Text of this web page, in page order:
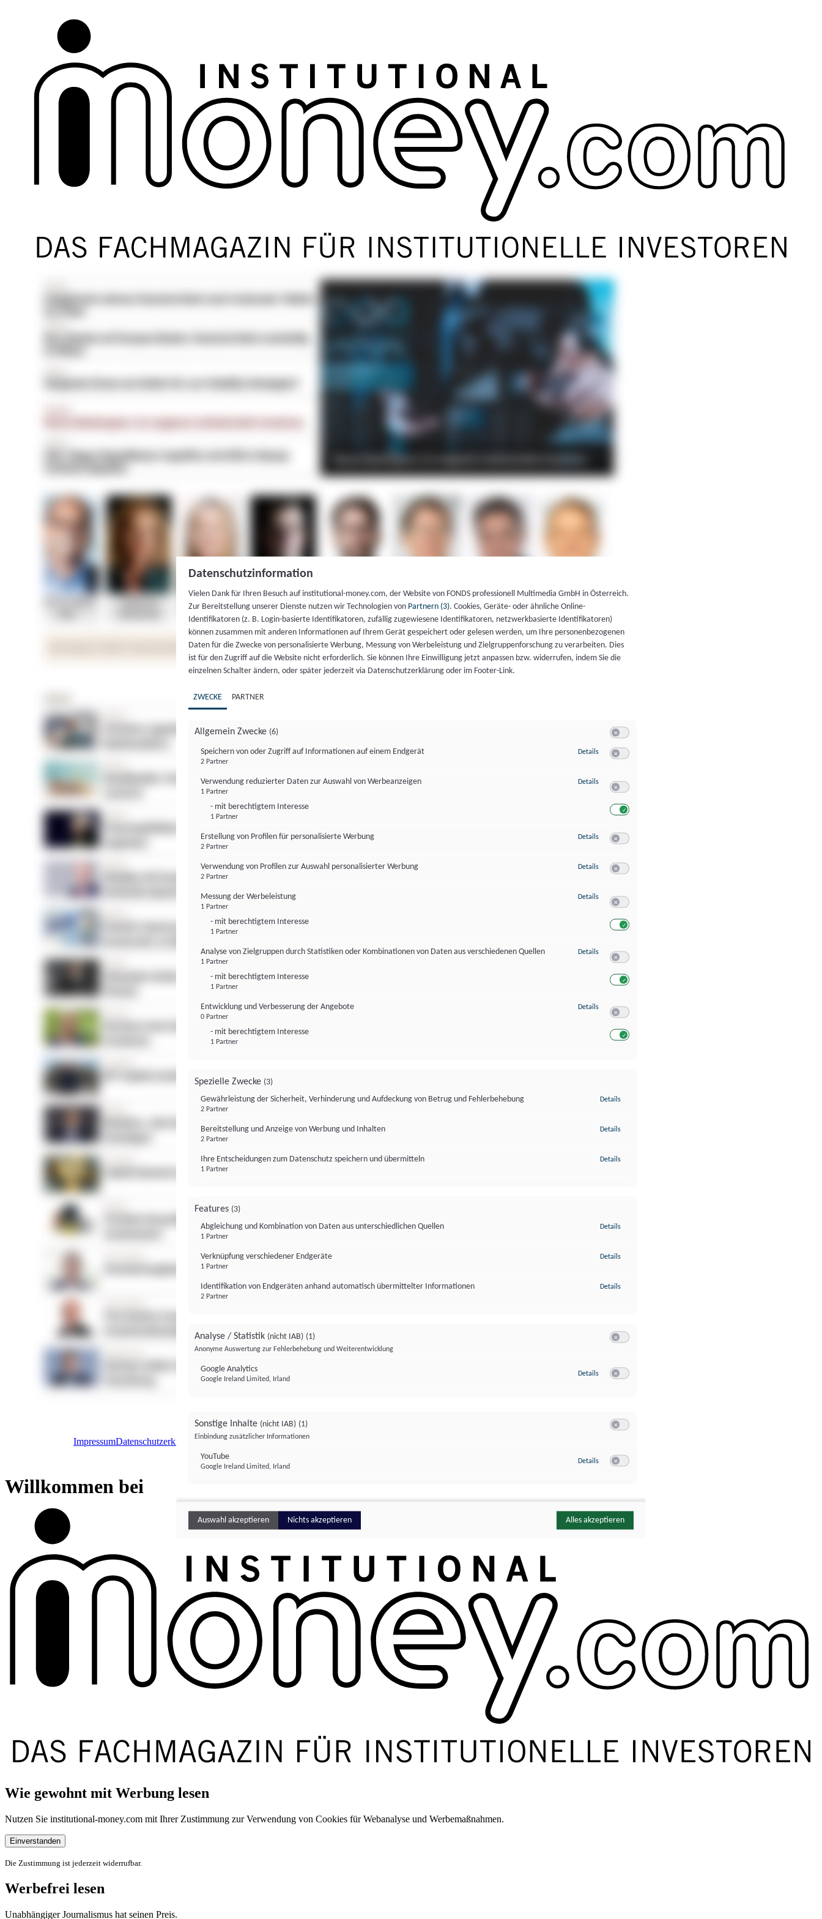
ImpressumDatenschutzerklärungDatenschutzeinstellungen
Willkommen bei
Wie gewohnt mit Werbung lesen
Nutzen Sie institutional-money.com mit Ihrer Zustimmung zur Verwendung von Cookies für Webanalyse und Werbemaßnahmen.
Einverstanden
Die Zustimmung ist jederzeit widerrufbar.
Werbefrei lesen
Unabhängiger Journalismus hat seinen Preis.
Datenschutzinformation
Vielen Dank für Ihren Besuch auf institutional-money.com, der Website von FONDS professionell Multimedia GmbH in Österreich.
Zur Bereitstellung unserer Dienste nutzen wir Technologien von Partnern (3). Cookies, Geräte- oder ähnliche Online-
Identifikatoren (z. B. Login-basierte Identifikatoren, zufällig zugewiesene Identifikatoren, netzwerkbasierte Identifikatoren)
können zusammen mit anderen Informationen auf Ihrem Gerät gespeichert oder gelesen werden, um Ihre personenbezogenen
Daten für die Zwecke von personalisierte Werbung, Messung von Werbeleistung und Zielgruppenforschung zu verarbeiten. Dies
ist für den Zugriff auf die Website nicht erforderlich. Sie können Ihre Einwilligung jetzt anpassen bzw. widerrufen, indem Sie die
einzelnen Schalter ändern, oder später jederzeit via Datenschutzerklärung oder im Footer-Link.
ZWECKE PARTNER
Allgemein Zwecke (6)
Speichern von oder Zugriff auf Informationen auf einem Endgerät
2 Partner
Details zu Speichern von oder Zugriff auf Informationen auf einem Endgerät
Verwendung reduzierter Daten zur Auswahl von Werbeanzeigen
1 Partner
- mit berechtigtem Interesse
1 Partner
Details zu Verwendung reduzierter Daten zur Auswahl von Werbeanzeigen
Erstellung von Profilen für personalisierte Werbung
2 Partner
Details zu Erstellung von Profilen für personalisierte Werbung
Verwendung von Profilen zur Auswahl personalisierter Werbung
2 Partner
Details zu Verwendung von Profilen zur Auswahl personalisierter Werbung
Messung der Werbeleistung
1 Partner
- mit berechtigtem Interesse
1 Partner
Details zu Messung der Werbeleistung
Analyse von Zielgruppen durch Statistiken oder Kombinationen von Daten aus verschiedenen Quellen
1 Partner
- mit berechtigtem Interesse
1 Partner
Details zu Analyse von Zielgruppen durch Statistiken oder Kombinationen von
Entwicklung und Verbesserung der Angebote
0 Partner
- mit berechtigtem Interesse
1 Partner
Details zu Entwicklung und Verbesserung der Angebote
Spezielle Zwecke (3)
Gewährleistung der Sicherheit, Verhinderung und Aufdeckung von Betrug und Fehlerbehebung
2 Partner
Details
Bereitstellung und Anzeige von Werbung und Inhalten
2 Partner
Details
Ihre Entscheidungen zum Datenschutz speichern und übermitteln
1 Partner
Details
Features (3)
Abgleichung und Kombination von Daten aus unterschiedlichen Quellen
1 Partner
Details
Verknüpfung verschiedener Endgeräte
1 Partner
Details
Identifikation von Endgeräten anhand automatisch übermittelter Informationen
2 Partner
Details
Analyse / Statistik (nicht IAB) (1)
Anonyme Auswertung zur Fehlerbehebung und Weiterentwicklung
Google Analytics
Google Ireland Limited, Irland
Details zu Google Analytics
Sonstige Inhalte (nicht IAB) (1)
Einbindung zusätzlicher Informationen
YouTube
Google Ireland Limited, Irland
Details zu YouTube
Auswahl akzeptieren Nichts akzeptieren Alles akzeptieren